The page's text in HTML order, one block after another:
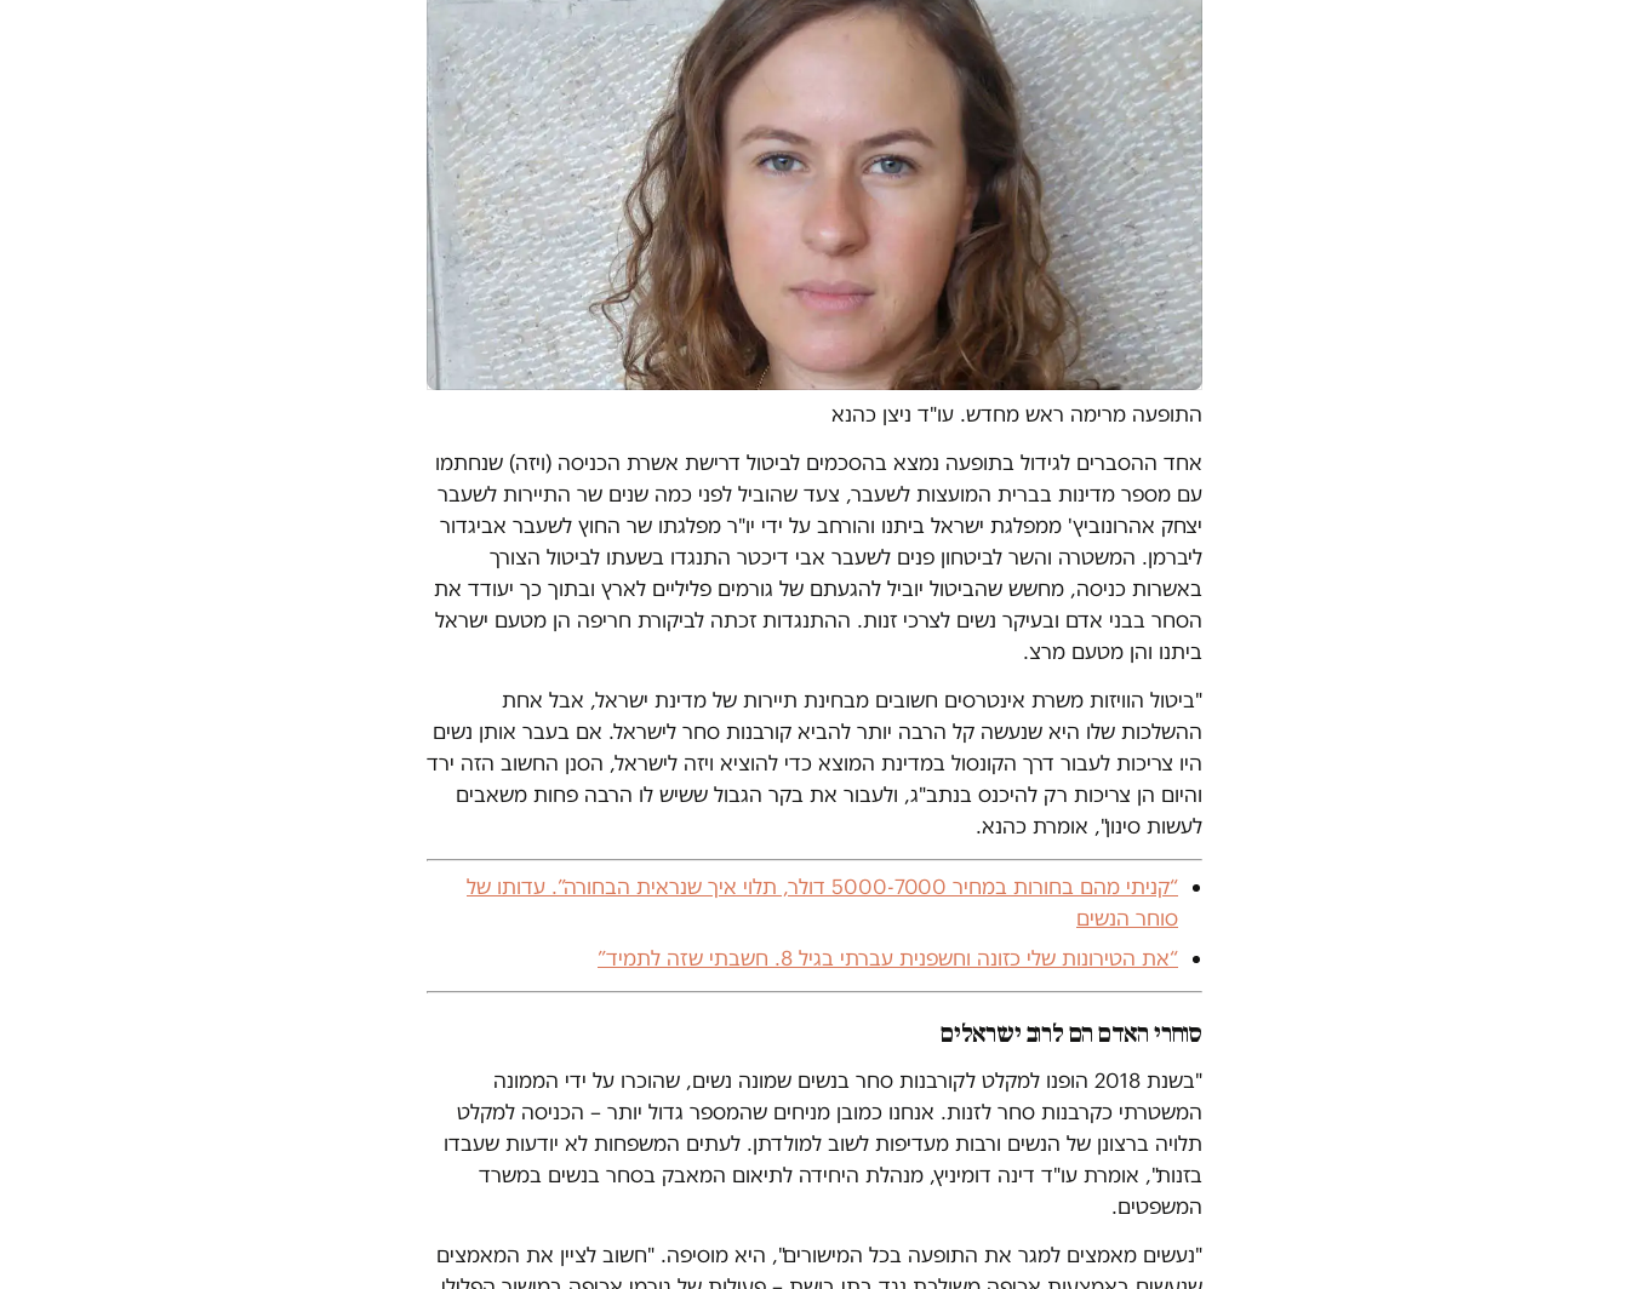
התופעה מרימה ראש מחדש. עו"ד ניצן כהנא
אחד ההסברים לגידול בתופעה נמצא בהסכמים לביטול דרישת אשרת הכניסה (ויזה) שנחתמו
עם מספר מדינות בברית המועצות לשעבר, צעד שהוביל לפני כמה שנים שר התיירות לשעבר
יצחק אהרונוביץ' ממפלגת ישראל ביתנו והורחב על ידי יו"ר מפלגתו שר החוץ לשעבר אביגדור
ליברמן. המשטרה והשר לביטחון פנים לשעבר אבי דיכטר התנגדו בשעתו לביטול הצורך
באשרות כניסה, מחשש שהביטול יוביל להגעתם של גורמים פליליים לארץ ובתוך כך יעודד את
הסחר בבני אדם ובעיקר נשים לצרכי זנות. ההתנגדות זכתה לביקורת חריפה הן מטעם ישראל
ביתנו והן מטעם מרצ.
"ביטול הוויזות משרת אינטרסים חשובים מבחינת תיירות של מדינת ישראל, אבל אחת
ההשלכות שלו היא שנעשה קל הרבה יותר להביא קורבנות סחר לישראל. אם בעבר אותן נשים
היו צריכות לעבור דרך הקונסול במדינת המוצא כדי להוציא ויזה לישראל, הסנן החשוב הזה ירד
והיום הן צריכות רק להיכנס בנתב"ג, ולעבור את בקר הגבול ששיש לו הרבה פחות משאבים
לעשות סינון", אומרת כהנא.
“קניתי מהם בחורות במחיר 5000-7000 דולר, תלוי איך שנראית הבחורה”. עדותו של
סוחר הנשים
“את הטירונות שלי כזונה וחשפנית עברתי בגיל 8. חשבתי שזה לתמיד”
סוחרי האדם הם לרוב ישראלים
"בשנת 2018 הופנו למקלט לקורבנות סחר בנשים שמונה נשים, שהוכרו על ידי הממונה
המשטרתי כקרבנות סחר לזנות. אנחנו כמובן מניחים שהמספר גדול יותר – הכניסה למקלט
תלויה ברצונן של הנשים ורבות מעדיפות לשוב למולדתן. לעתים המשפחות לא יודעות שעבדו
בזנות", אומרת עו"ד דינה דומיניץ, מנהלת היחידה לתיאום המאבק בסחר בנשים במשרד
המשפטים.
"נעשים מאמצים למגר את התופעה בכל המישורים", היא מוסיפה. "חשוב לציין את המאמצים